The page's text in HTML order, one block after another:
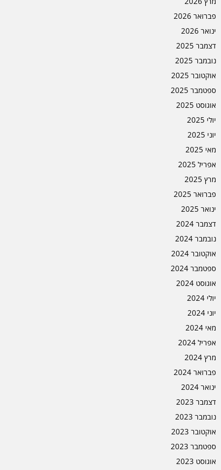
פברואר 2026
ינואר 2026
דצמבר 2025
נובמבר 2025
אוקטובר 2025
ספטמבר 2025
אוגוסט 2025
יולי 2025
יוני 2025
מאי 2025
אפריל 2025
מרץ 2025
פברואר 2025
ינואר 2025
דצמבר 2024
נובמבר 2024
אוקטובר 2024
ספטמבר 2024
אוגוסט 2024
יולי 2024
יוני 2024
מאי 2024
אפריל 2024
מרץ 2024
פברואר 2024
ינואר 2024
דצמבר 2023
נובמבר 2023
אוקטובר 2023
ספטמבר 2023
אוגוסט 2023